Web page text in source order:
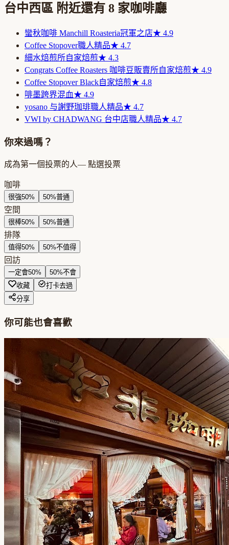
台中西區 附近還有 8 家咖啡廳
蠻秋咖啡 Manchill Roasteria冠軍之店★ 4.9
Coffee Stopover職人精品★ 4.7
細水焙煎所自家焙煎★ 4.3
Congrats Coffee Roasters 咖啡豆販賣所自家焙煎★ 4.9
Coffee Stopover Black自家焙煎★ 4.8
啡墨跨界混血★ 4.9
yosano 与謝野珈琲職人精品★ 4.7
VWI by CHADWANG 台中店職人精品★ 4.7
你來過嗎？
成為第一個投票的人— 點選投票
咖啡
很強50% 50%普通
空間
很棒50% 50%普通
排隊
值得50% 50%不值得
回訪
一定會50% 50%不會
收藏
打卡去過
分享
你可能也會喜歡